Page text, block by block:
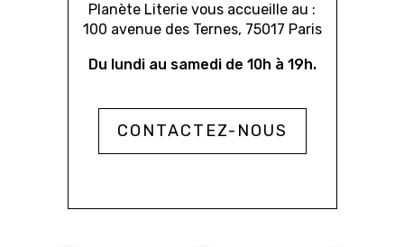
Planète Literie vous accueille au :
100 avenue des Ternes, 75017 Paris
Du lundi au samedi de 10h à 19h.
CONTACTEZ-NOUS